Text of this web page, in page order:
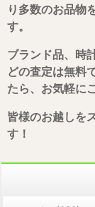
り多数のお品物
す。
ブランド品、時
どの査定は無料
たら、お気軽に
皆様のお越しを
す！